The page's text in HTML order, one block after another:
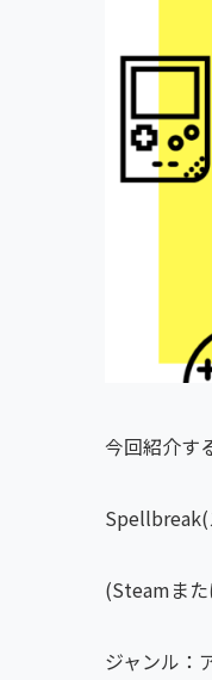
今回紹介す
Spellbreak(
(Steamまた
ジャンル：